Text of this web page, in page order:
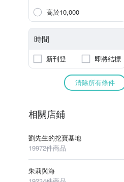
高於10,000
時間
新刊登 即將結標
清除所有條件
相關店鋪
劉先生的挖寶基地
19972件商品
朱莉與海